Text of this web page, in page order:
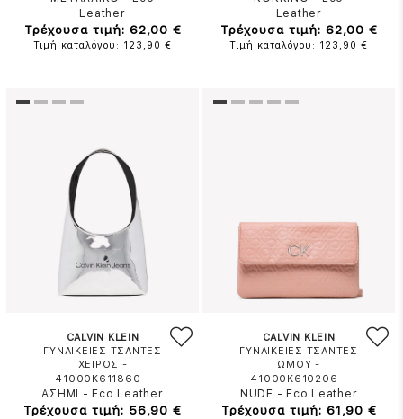
Leather
Τρέχουσα τιμή: 62,00 €
Τιμή καταλόγου: 123,90 €
Leather
Τρέχουσα τιμή: 62,00 €
Τιμή καταλόγου: 123,90 €
CALVIN KLEIN
ΓΥΝΑΙΚΕΙΕΣ ΤΣΑΝΤΕΣ
ΧΕΙΡΟΣ -
41000K611860 -
ΑΣΗΜΙ
- Eco Leather
Τρέχουσα τιμή: 56,90 €
CALVIN KLEIN
ΓΥΝΑΙΚΕΙΕΣ ΤΣΑΝΤΕΣ
ΩΜΟΥ -
41000K610206 -
NUDE - Eco Leather
Τρέχουσα τιμή: 61,90 €